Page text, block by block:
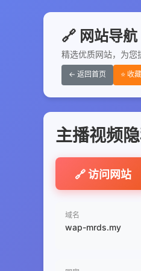
🔗 网站导航
精选优质网站，为您
← 返回首页 ⭐ 收
主播视频
🔗 访问网站
域名
wap-mrds.my